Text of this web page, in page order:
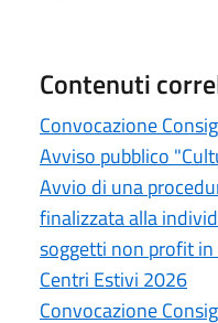
Contenuti
Convocazione
Avviso pubblico
Avvio di una
finalizzata alla
soggetti non profit
Centri Estivi 2026
Convocazione